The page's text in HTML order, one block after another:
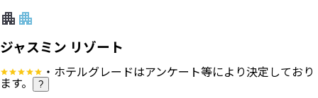
ジャスミン リゾート
・ホテルグレードはアンケート等により決定しており
ます。 ?